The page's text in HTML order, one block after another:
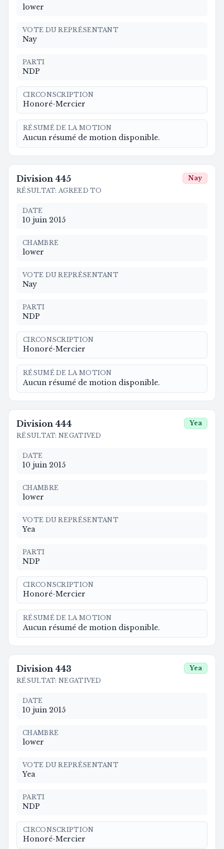
lower
VOTE DU REPRÉSENTANT
Nay
PARTI
NDP
CIRCONSCRIPTION
Honoré-Mercier
RÉSUMÉ DE LA MOTION
Aucun résumé de motion disponible.
Division 445
RÉSULTAT: AGREED TO
Nay
DATE
10 juin 2015
CHAMBRE
lower
VOTE DU REPRÉSENTANT
Nay
PARTI
NDP
CIRCONSCRIPTION
Honoré-Mercier
RÉSUMÉ DE LA MOTION
Aucun résumé de motion disponible.
Division 444
RÉSULTAT: NEGATIVED
Yea
DATE
10 juin 2015
CHAMBRE
lower
VOTE DU REPRÉSENTANT
Yea
PARTI
NDP
CIRCONSCRIPTION
Honoré-Mercier
RÉSUMÉ DE LA MOTION
Aucun résumé de motion disponible.
Division 443
RÉSULTAT: NEGATIVED
Yea
DATE
10 juin 2015
CHAMBRE
lower
VOTE DU REPRÉSENTANT
Yea
PARTI
NDP
CIRCONSCRIPTION
Honoré-Mercier